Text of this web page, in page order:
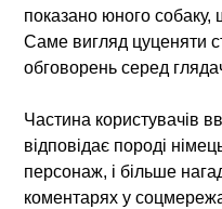
показано юного собаку,
Саме вигляд цуценяти
обговорень серед
Частина користувачів
відповідає породі
персонаж, і більше
коментарях у